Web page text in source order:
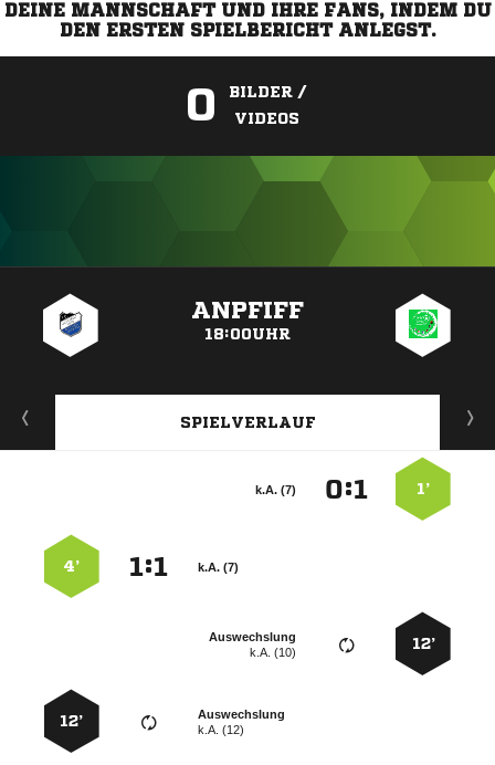
DEINE MANNSCHAFT UND IHRE FANS, INDEM DU
DEN ERSTEN SPIELBERICHT ANLEGST.
0
BILDER /
VIDEOS
ANPFIFF
18:00UHR
SPIELVERLAUF
1’
:
k.A. (7)
k.A. (7)
:
4’
12’
Auswechslung
k.A. (10)
Auswechslung
k.A. (12)
12’